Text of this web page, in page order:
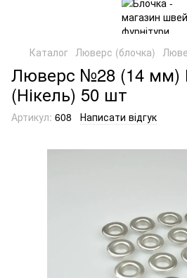
Каталог Люверс (блочка)
Люверс №28 (14 мм)
(Нікель) 50 шт
Артикул: 608 Написати відгук